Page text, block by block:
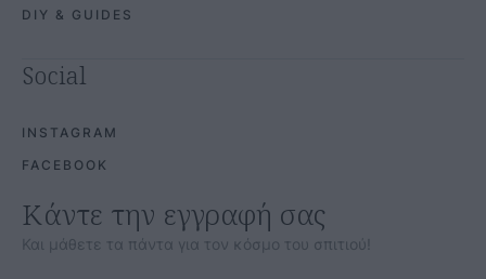
DIY & GUIDES
Social
INSTAGRAM
FACEBOOK
Κάντε την εγγραφή σας
Και μάθετε τα πάντα για τον κόσμο του σπιτιού!